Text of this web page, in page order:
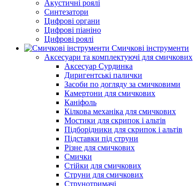
Акустичні роялі
Синтезатори
Цифрові органи
Цифрові піаніно
Цифрові роялі
Смичкові інструменти
Аксесуари та комплектуючі для смичкових
Аксесуар Сурдинка
Диригентські палички
Засоби по догляду за смичковими
Камертони для смичкових
Каніфоль
Кілкова механіка для смичкових
Мостики для скрипок і альтів
Підборiдники для скрипок і альтів
Підставки під струни
Різне для смичкових
Смички
Стійки для смичкових
Струни для смичкових
Струнотримачі